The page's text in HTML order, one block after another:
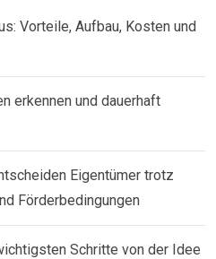
Vorteile, Aufbau, Kosten und
erkennen und dauerhaft
Eigentümer trotz
Förderbedingungen
Schritte von der Idee